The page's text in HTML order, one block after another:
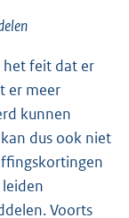
het feit dat er
er meer
kunnen
dus ook niet
Voorts